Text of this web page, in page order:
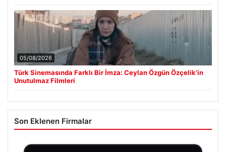
05/08/2026
Türk Sinemasında Farklı Bir İmza: Ceylan Özgün Özçelik’in
Unutulmaz Filmleri
Son Eklenen Firmalar